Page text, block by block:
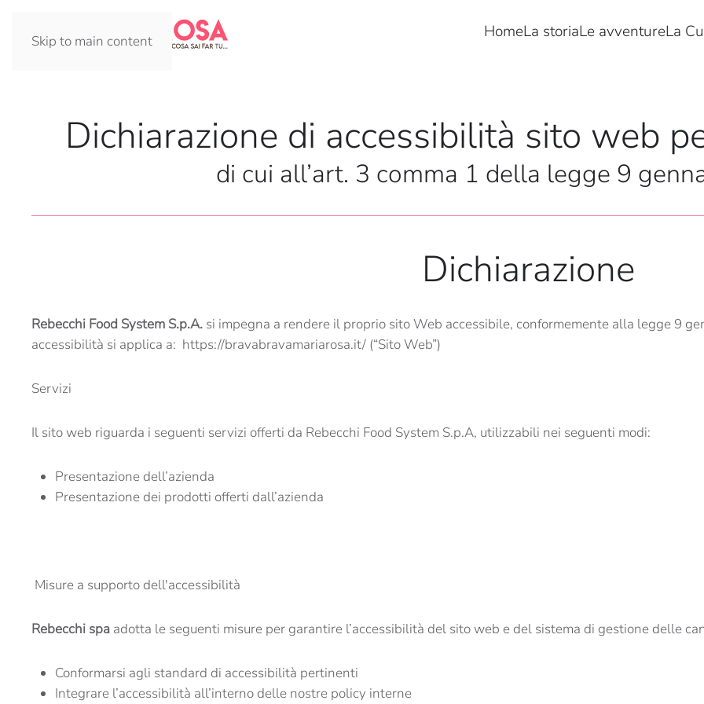
Skip to main content HomeLa storiaLe avventureLa
Dichiarazione di accessibilità sito web
di cui all’art. 3 comma 1 della legge 9
Dichiarazione
Rebecchi Food System S.p.A. si impegna a rendere il proprio sito Web accessibile, conformemente alla legge 9
accessibilità si applica a: https://bravabravamariarosa.it/ (“Sito Web”)
Servizi
Il sito web riguarda i seguenti servizi offerti da Rebecchi Food System S.p.A, utilizzabili nei seguenti modi:
Presentazione dell’azienda
Presentazione dei prodotti offerti dall’azienda
Misure a supporto dell'accessibilità
Rebecchi spa adotta le seguenti misure per garantire l’accessibilità del sito web e del sistema di gestione delle
Conformarsi agli standard di accessibilità pertinenti
Integrare l’accessibilità all’interno delle nostre policy interne